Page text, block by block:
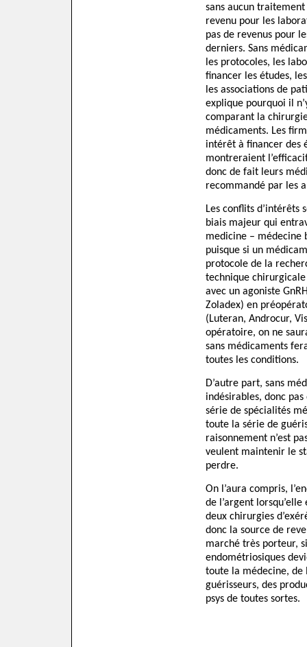
sans aucun
revenu pour les
pas de revenus pour
derniers. Sans
les protocoles, les
financer les études,
les associations de
explique pourquoi il
comparant la
médicaments. Les
intérêt à financer des
montreraient
donc de fait leurs
recommandé par les
Les conflits d’intérêts
biais majeur qui
medicine – médecine
puisque si un
protocole de la
technique
avec un agoniste
Zoladex) en
(Luteran, Androcur,
opératoire, on ne
sans médicaments
toutes les
D’autre part, sans
indésirables, donc
série de spécialités
toute la série de
raisonnement n’est
veulent maintenir le
perdre.
On l’aura compris,
de l’argent
deux chirurgies
donc la source de
marché très porteur,
endométriosiques
toute la médecine, de
guérisseurs, des
psys de toutes sortes.